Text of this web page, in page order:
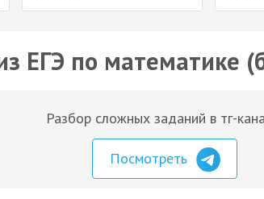
ЕГЭ по математике
Разбор сложных заданий в тг-
Посмотреть